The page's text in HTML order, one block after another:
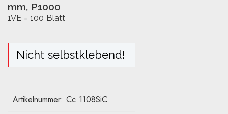
mm, P1000
1VE = 100 Blatt
Nicht selbstklebend!
Artikelnummer: Cc 1108SiC